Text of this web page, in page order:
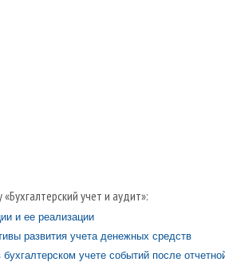
учет и аудит»:
и ее реализации
развития учета денежных средств
учете событий после